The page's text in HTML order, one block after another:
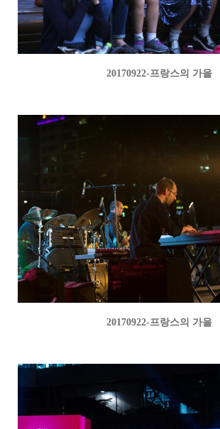
20170922-프랑스의 가을
20170922-프랑스의 가을